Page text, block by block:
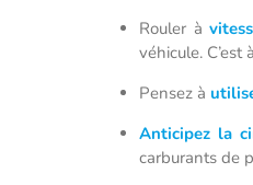
Rouler à
véhicule.
Pensez à
Anticipez la
carburants de